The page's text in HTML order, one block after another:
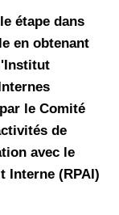
étape dans
en obtenant
le Comité
de
avec le
Interne (RPAI)